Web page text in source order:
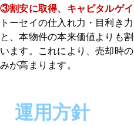
③割安に取得、キャピタルゲ
トーセイの仕入れ力・目利き
と、本物件の本来価値よりも
います。これにより、売却時
みが高まります。
運用方針